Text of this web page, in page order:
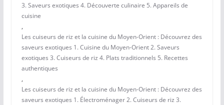
3. Saveurs exotiques 4. Découverte culinaire 5. Appareils de
cuisine
,
Les cuiseurs de riz et la cuisine du Moyen-Orient : Découvrez des
saveurs exotiques 1. Cuisine du Moyen-Orient 2. Saveurs
exotiques 3. Cuiseurs de riz 4. Plats traditionnels 5. Recettes
authentiques
,
Les cuiseurs de riz et la cuisine du Moyen-Orient : Découvrez des
saveurs exotiques 1. Électroménager 2. Cuiseurs de riz 3.